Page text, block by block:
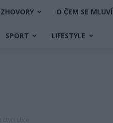
O ČEM SE MLUVÍ
SPORT LIFESTYLE